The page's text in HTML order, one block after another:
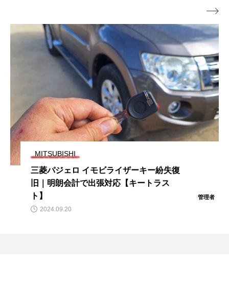
MITSUBISHI
三菱パジェロ イモビライザーキー紛失復
旧｜明朗会計で出張対応【キートラス
ト】
管理者
2024.09.20
